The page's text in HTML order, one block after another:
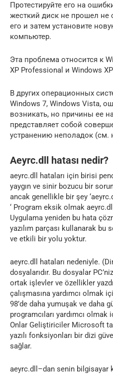
Протестируйте его на
жесткий диск не прошел не
его и затем установите
компьютер.
Эта проблема относится к
XP Professional и Windows
В других операционных
Windows 7, Windows Vista,
возникать, но причины ее
представляет собой
устранению неполадок (см.
Aeyrc.dll hatası nedir?
aeyrc.dll hataları için birisi
yaygın ve sinir bozucu bir
ancak genellikle bir şey
‘ Program eksik olmak
Uygulama yeniden bu hata
yazılım parçası kullanarak
ve etkili bir yolu yoktur.
aeyrc.dll hataları nedeniyle.
dosyalarıdır. Bu dosyalar
ortak işlevler ve özellikler
çalışmasına yardımcı olmak
98’de daha yumuşak ve daha
programcıları yardımcı olmak
Onlar Geliştiriciler Microsoft
yazılı fonksiyonları bir dizi
sağlar.
aeyrc.dll–dan senin bilgisayar